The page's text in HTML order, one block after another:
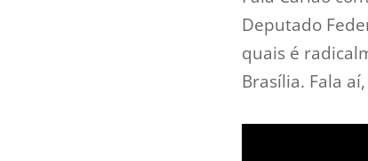
Deputado
quais é
Brasília. Fala